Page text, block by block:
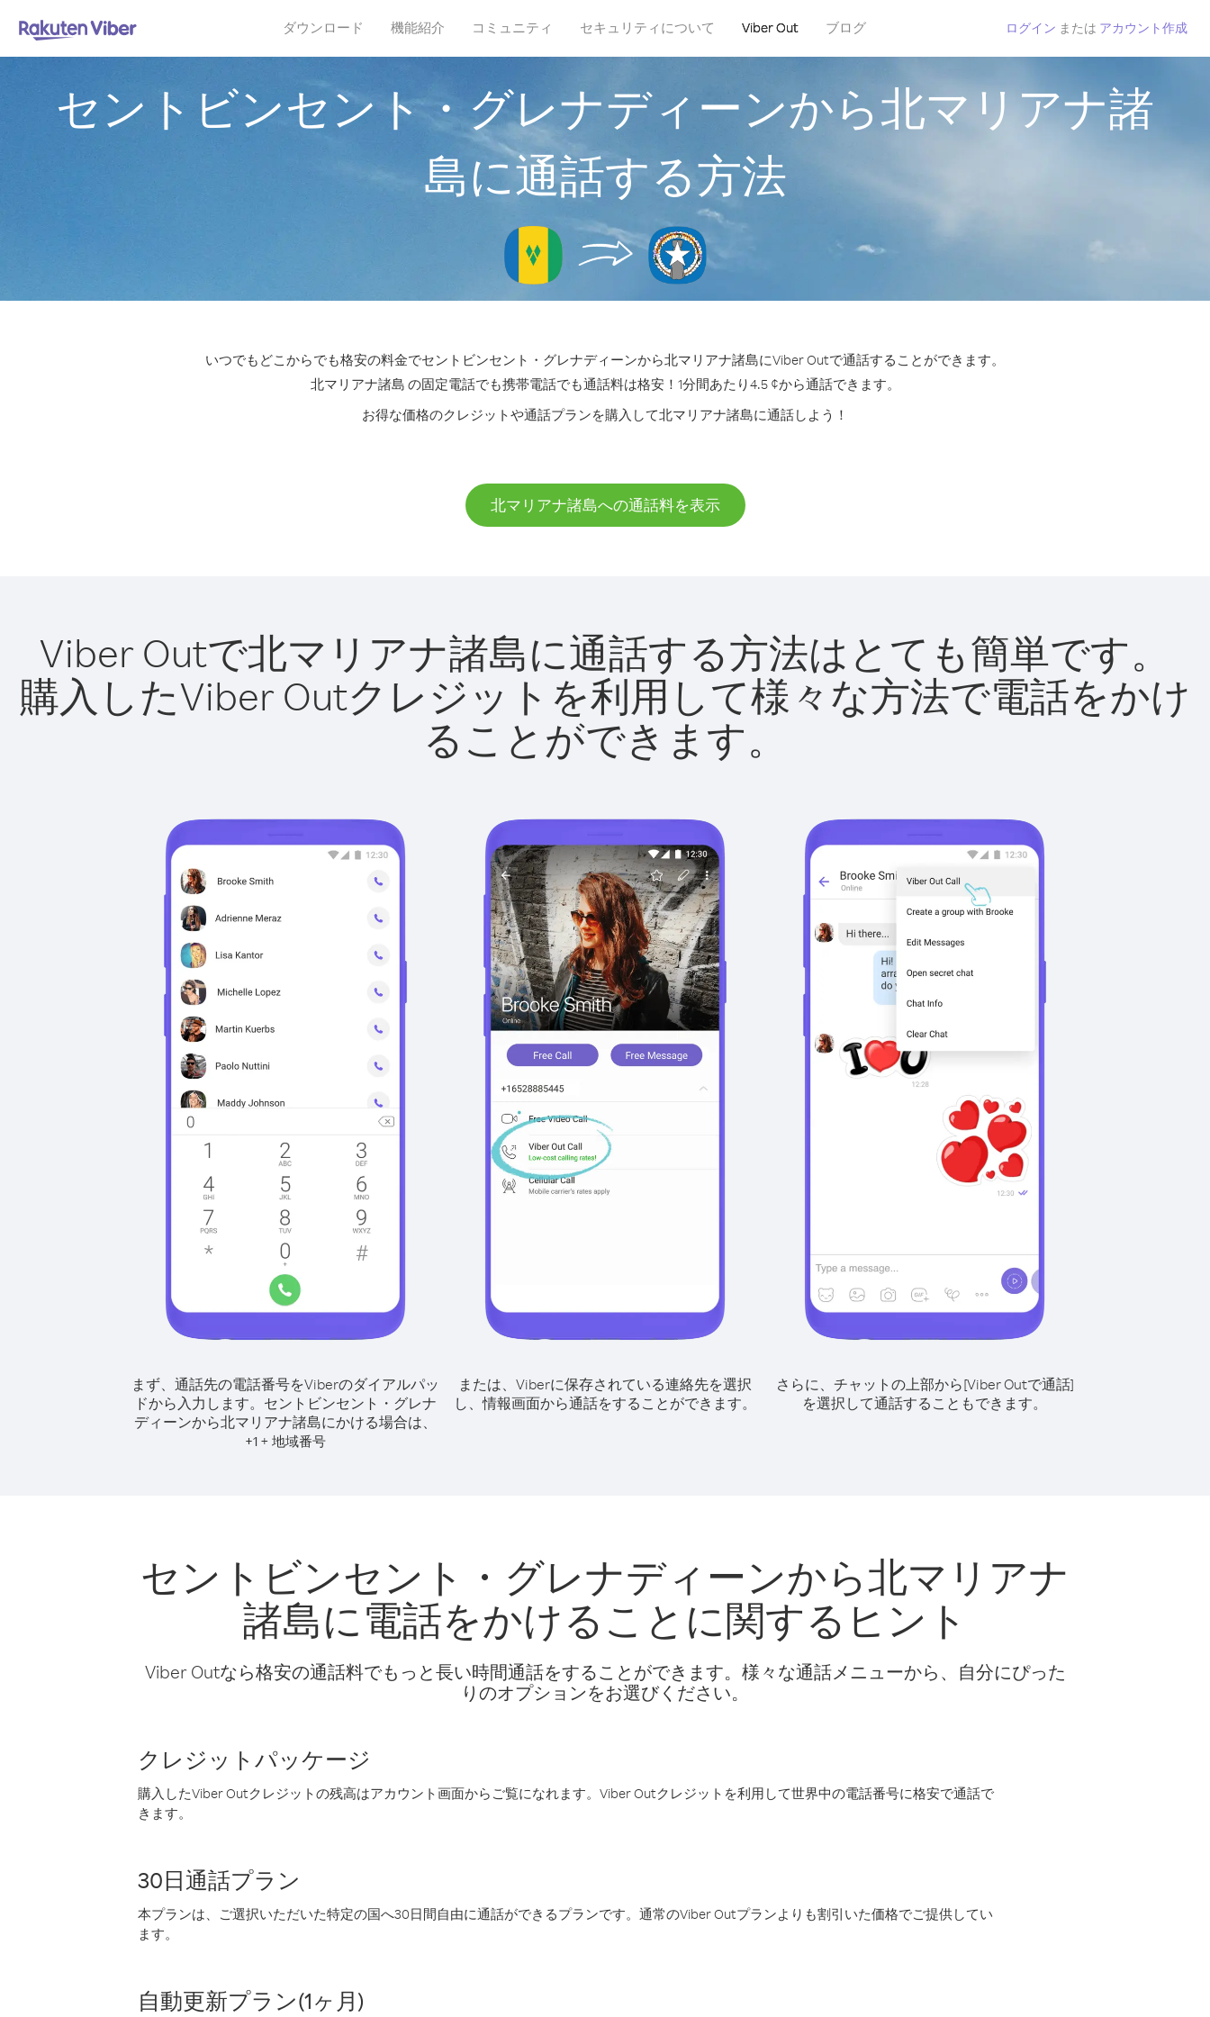
ダウンロード 機能紹介 コミュニティ セキュリティについて Viber Out ブログ ログイン または アカウント作成
セントビンセント・グレナディーンから北マリアナ諸
島に通話する方法
いつでもどこからでも格安の料金でセントビンセント・グレナディーンから北マリアナ諸島にViber Outで通話することができます。
北マリアナ諸島 の固定電話でも携帯電話でも通話料は格安！1分間あたり4.5 ¢から通話できます。
お得な価格のクレジットや通話プランを購入して北マリアナ諸島に通話しよう！
北マリアナ諸島への通話料を表示
Viber Outで北マリアナ諸島に通話する方法はとても簡単です。
購入したViber Outクレジットを利用して様々な方法で電話をかけ
ることができます。
まず、通話先の電話番号をViberのダイアルパッ
ドから入力します。 セントビンセント・グレナ
ディーンから北マリアナ諸島にかける場合は、
+1 + 地域番号
または、Viberに保存されている連絡先を選択
し、情報画面から通話をすることができます。
さらに、チャットの上部から[Viber Outで通話]
を選択して通話することもできます。
セントビンセント・グレナディーンから北マリアナ
諸島に電話をかけることに関するヒント
Viber Outなら格安の通話料でもっと長い時間通話をすることができます。様々な通話メニューから、自分にぴった
りのオプションをお選びください。
クレジットパッケージ
購入したViber Outクレジットの残高はアカウント画面からご覧になれます。Viber Outクレジットを利用して世界中の電話番号に格安で通話で
きます。
30日通話プラン
本プランは、ご選択いただいた特定の国へ30日間自由に通話ができるプランです。通常のViber Outプランよりも割引いた価格でご提供してい
ます。
自動更新プラン(1ヶ月)